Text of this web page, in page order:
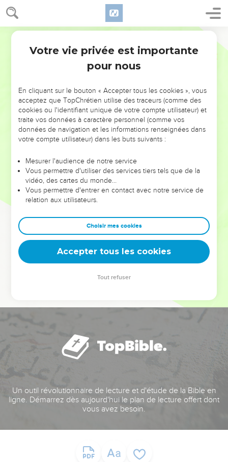
NE MANQUEZ PAS L’ÉVÉNEMENT
DE L’ANNÉE !
ET SI LEURS ERREURS POUVAIENT VOUS ÉVITER LES
VOTRES ?
leur foi ou leur vision. Mais on voit moins les doutes, les erreurs
et les saisons difficiles qu'ils ont traversés, alors même que ce
sont elles qui les ont façonnés.
Dans cette conférence, leaders, entrepreneurs, et responsables
clés pour avancer avec plus de sagesse afin que leurs erreurs
deviennent vos tremplins. Que vous guidiez un ministère, une
équipe, un groupe ou une famille, leur expérience est faite
Un outil révolutionnaire de lecture et d'étude de la Bible en
ligne. Démarrez dès aujourd'hui le plan de lecture offert dont
vous avez besoin.
Votre vie privée est importante
pour nous
En cliquant sur le bouton « Accepter tous les cookies », vous
acceptez que TopChrétien utilise des traceurs (comme des
cookies ou l'identifiant unique de votre compte utilisateur) et
traite vos données à caractère personnel (comme vos
données de navigation et les informations renseignées dans
votre compte utilisateur) dans les buts suivants :
Mesurer l'audience de notre service
Vous permettre d'utiliser des services tiers tels que de la
vidéo, des cartes du monde…
Vous permettre d'entrer en contact avec notre service de
relation aux utilisateurs.
Choisir mes cookies
Accepter tous les cookies
Tout refuser